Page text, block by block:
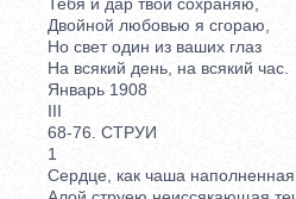
Двойной любовью я сгораю,
Но свет один из ваших глаз
На всякий день, на всякий час.
Январь 1908
III
68-76. СТРУИ
1
Сердце, как чаша наполненная,